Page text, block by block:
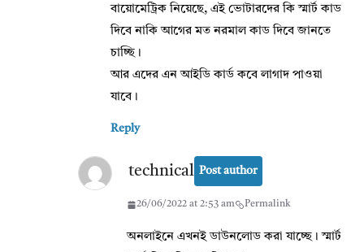
বায়োমেট্রিক নিয়েছে, এই ভোটারদের কি স্মার্ট কাড
দিবে নাকি আগের মত নরমাল কাড দিবে জানতে
চাচ্ছি।
আর এদের এন আইডি কার্ড কবে লাগাদ পাওয়া
যাবে।
Reply
technical Post author
26/06/2022 at 2:53 am Permalink
অনলাইনে এখনই ডাউনলোড করা যাচ্ছে। স্মার্ট